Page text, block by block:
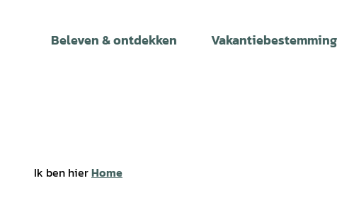
Beleven & ontdekken
Ik ben hierHome